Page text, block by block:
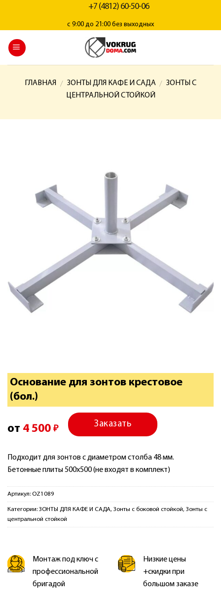
+7 (4812) 60-50-06
с 9:00 до 21:00 без выходных
ГЛАВНАЯ / ЗОНТЫ ДЛЯ КАФЕ И САДА / ЗОНТЫ С
ЦЕНТРАЛЬНОЙ СТОЙКОЙ
Основание для зонтов крестовое
(бол.)
от 4 500 ₽
Заказать
Подходит для зонтов с диаметром столба 48 мм.
Бетонные плиты 500х500 (не входят в комплект)
Артикул: OZ1089
Категории: ЗОНТЫ ДЛЯ КАФЕ И САДА, Зонты с боковой стойкой, Зонты с
центральной стойкой
Монтаж под ключ с
профессиональной
бригадой
Низкие цены
+скидки при
большом заказе